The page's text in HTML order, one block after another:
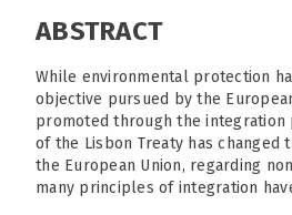
ABSTRACT
While environmental protection
objective pursued by the
promoted through the
of the Lisbon Treaty has changed
the European Union, regarding
many principles of integration